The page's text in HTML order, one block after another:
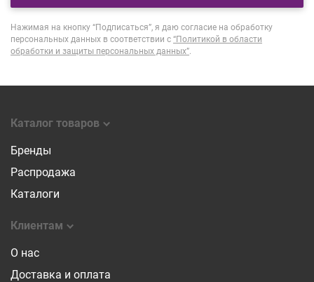
Нажимая на кнопку “Подписаться”, я даю согласие на обработку
персональных данных в соответствии с “Политикой в области
обработки и защиты персональных данных”.
Каталог товаров
Бренды
Распродажа
Каталоги
Клиентам
О нас
Доставка и оплата